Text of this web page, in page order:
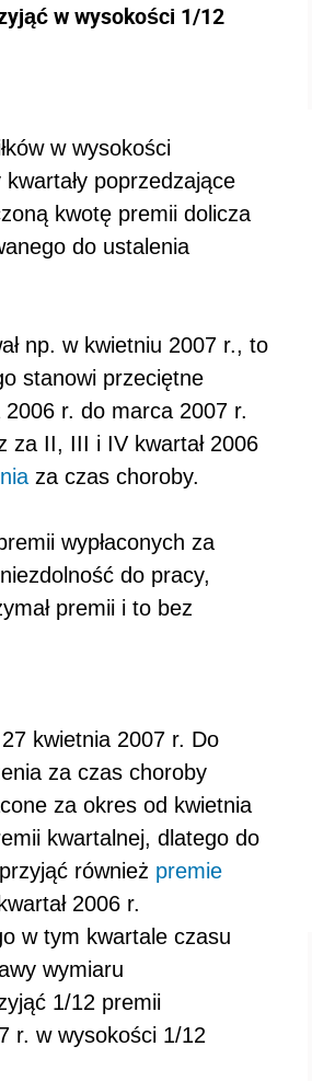
w wysokości 1/12
w wysokości
poprzedzające
kwotę premii dolicza
do ustalenia
np. w kwietniu 2007 r., to
stanowi przeciętne
r. do marca 2007 r.
za II, III i IV kwartał 2006
za czas choroby.
wypłaconych za
do pracy,
premii i to bez
kwietnia 2007 r. Do
za czas choroby
za okres od kwietnia
kwartalnej, dlatego do
również premie
2006 r.
w tym kwartale czasu
wymiaru
1/12 premii
r. w wysokości 1/12